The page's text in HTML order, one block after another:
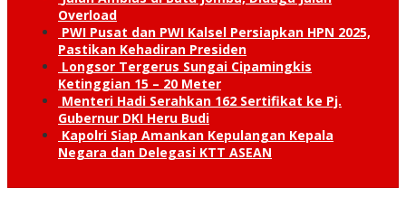
Overload
PWI Pusat dan PWI Kalsel Persiapkan HPN 2025,
Pastikan Kehadiran Presiden
Longsor Tergerus Sungai Cipamingkis
Ketinggian 15 – 20 Meter
Menteri Hadi Serahkan 162 Sertifikat ke Pj.
Gubernur DKI Heru Budi
Kapolri Siap Amankan Kepulangan Kepala
Negara dan Delegasi KTT ASEAN